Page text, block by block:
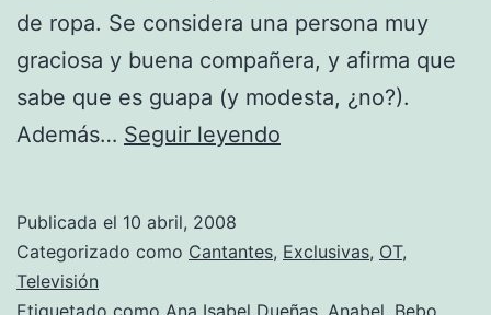
de ropa. Se considera una persona muy
graciosa y buena compañera, y afirma que
sabe que es guapa (y modesta, ¿no?).
Además… Seguir leyendo
II)
Publicada el 10 abril, 2008
Categorizado como Cantantes, Exclusivas, OT,
Televisión
Etiquetado como Ana Isabel Dueñas, Anabel, Bebo